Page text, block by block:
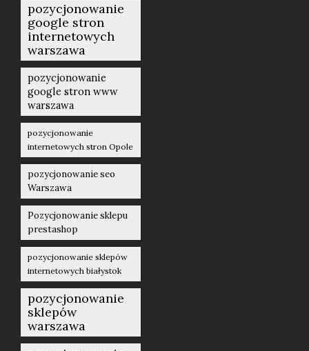
pozycjonowanie
google stron
internetowych
warszawa
pozycjonowanie
google stron www
warszawa
pozycjonowanie
internetowych stron Opole
pozycjonowanie seo
Warszawa
Pozycjonowanie sklepu
prestashop
pozycjonowanie sklepów
internetowych białystok
pozycjonowanie
sklepów
warszawa